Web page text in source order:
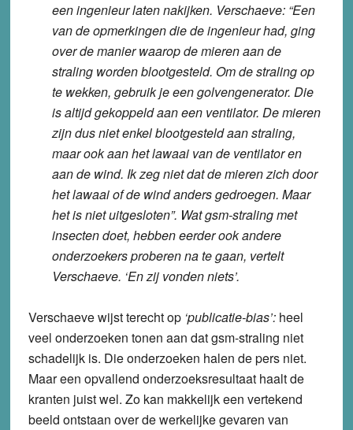
een ingenieur laten nakijken. Verschaeve: “Een
van de opmerkingen die de ingenieur had, ging
over de manier waarop de mieren aan de
straling worden blootgesteld. Om de straling op
te wekken, gebruik je een golvengenerator. Die
is altijd gekoppeld aan een ventilator. De mieren
zijn dus niet enkel blootgesteld aan straling,
maar ook aan het lawaai van de ventilator en
aan de wind. Ik zeg niet dat de mieren zich door
het lawaai of de wind anders gedroegen. Maar
het is niet uitgesloten”. Wat gsm-straling met
insecten doet, hebben eerder ook andere
onderzoekers proberen na te gaan, vertelt
Verschaeve. ‘En zij vonden niets’.
Verschaeve wijst terecht op ‘publicatie-bias’:heel
veel onderzoeken tonen aan dat gsm-straling niet
schadelijk is. Die onderzoeken halen de pers niet.
Maar een opvallend onderzoeksresultaat haalt de
kranten juist wel. Zo kan makkelijk een vertekend
beeld ontstaan over de werkelijke gevaren van